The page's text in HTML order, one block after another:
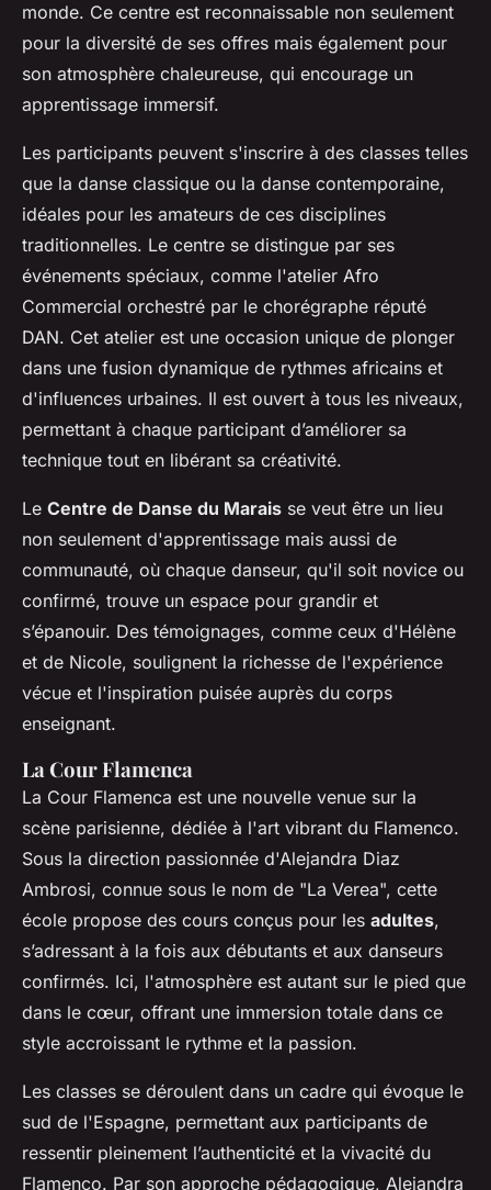
monde. Ce centre est reconnaissable non seulement
pour la diversité de ses offres mais également pour
son atmosphère chaleureuse, qui encourage un
apprentissage immersif.
Les participants peuvent s'inscrire à des classes telles
que la danse classique ou la danse contemporaine,
idéales pour les amateurs de ces disciplines
traditionnelles. Le centre se distingue par ses
événements spéciaux, comme l'atelier Afro
Commercial orchestré par le chorégraphe réputé
DAN. Cet atelier est une occasion unique de plonger
dans une fusion dynamique de rythmes africains et
d'influences urbaines. Il est ouvert à tous les niveaux,
permettant à chaque participant d’améliorer sa
technique tout en libérant sa créativité.
Le Centre de Danse du Marais se veut être un lieu
non seulement d'apprentissage mais aussi de
communauté, où chaque danseur, qu'il soit novice ou
confirmé, trouve un espace pour grandir et
s’épanouir. Des témoignages, comme ceux d'Hélène
et de Nicole, soulignent la richesse de l'expérience
vécue et l'inspiration puisée auprès du corps
enseignant.
La Cour Flamenca
La Cour Flamenca est une nouvelle venue sur la
scène parisienne, dédiée à l'art vibrant du Flamenco.
Sous la direction passionnée d'Alejandra Diaz
Ambrosi, connue sous le nom de "La Verea", cette
école propose des cours conçus pour les adultes,
s’adressant à la fois aux débutants et aux danseurs
confirmés. Ici, l'atmosphère est autant sur le pied que
dans le cœur, offrant une immersion totale dans ce
style accroissant le rythme et la passion.
Les classes se déroulent dans un cadre qui évoque le
sud de l'Espagne, permettant aux participants de
ressentir pleinement l’authenticité et la vivacité du
Flamenco. Par son approche pédagogique, Alejandra